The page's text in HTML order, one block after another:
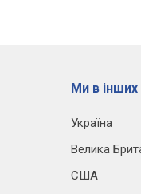
Ми в інших
Україна
Велика
США